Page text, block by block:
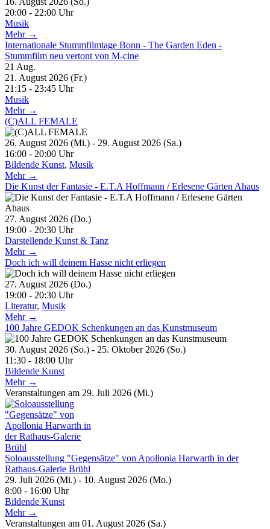
20:00 - 22:00 Uhr
Musik
Mehr →
Internationale Stummfilmtage Bonn - The Garden Eden -
Stummfilm neu vertont von M-cine
21 Aug.
21. August 2026 (Fr.)
21:15 - 23:45 Uhr
Musik
Mehr →
(C)ALL FEMALE
26. August 2026 (Mi.) - 29. August 2026 (Sa.)
16:00 - 20:00 Uhr
Bildende Kunst, Musik
Mehr →
Die Kunst der Fantasie - E.T.A Hoffmann / Erlesene Gärten Ahaus
27. August 2026 (Do.)
19:00 - 20:30 Uhr
Darstellende Kunst & Tanz
Mehr →
Doch ich will deinem Hasse nicht erliegen
27. August 2026 (Do.)
19:00 - 20:30 Uhr
Literatur, Musik
Mehr →
100 Jahre GEDOK Schenkungen an das Kunstmuseum
30. August 2026 (So.) - 25. Oktober 2026 (So.)
11:30 - 18:00 Uhr
Bildende Kunst
Mehr →
Veranstaltungen am 29. Juli 2026 (Mi.)
Soloausstellung "Gegensätze" von Apollonia Harwarth in der
Rathaus-Galerie Brühl
29. Juli 2026 (Mi.) - 10. August 2026 (Mo.)
8:00 - 16:00 Uhr
Bildende Kunst
Mehr →
Veranstaltungen am 01. August 2026 (Sa.)